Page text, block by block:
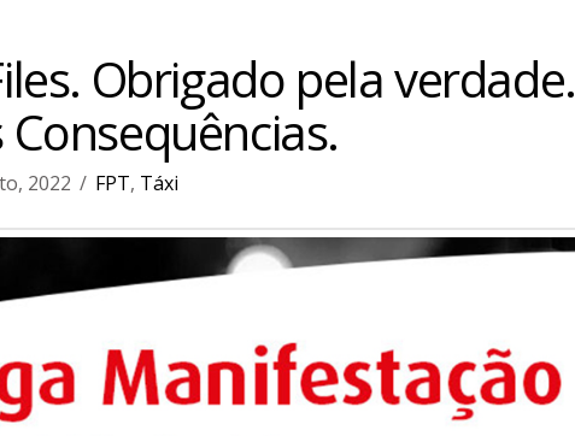
Obrigado pela verdade.
Consequências.
2022 FPT, Táxi